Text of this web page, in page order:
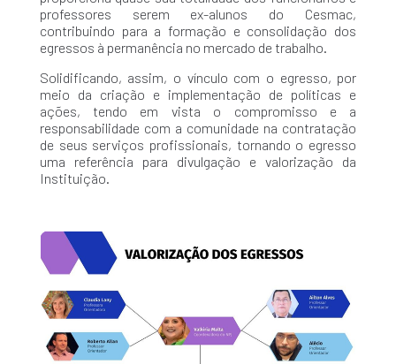
professores serem ex-alunos do Cesmac,
contribuindo para a formação e consolidação dos
egressos à permanência no mercado de trabalho.
Solidificando, assim, o vínculo com o egresso, por
meio da criação e implementação de políticas e
ações, tendo em vista o compromisso e a
responsabilidade com a comunidade na contratação
de seus serviços profissionais, tornando o egresso
uma referência para divulgação e valorização da
Instituição.